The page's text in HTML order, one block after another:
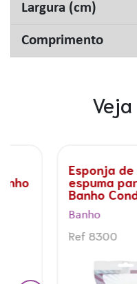
Largura (cm)
Comprimento
Veja
Esponja de Banho
Pippos
Ref 8337